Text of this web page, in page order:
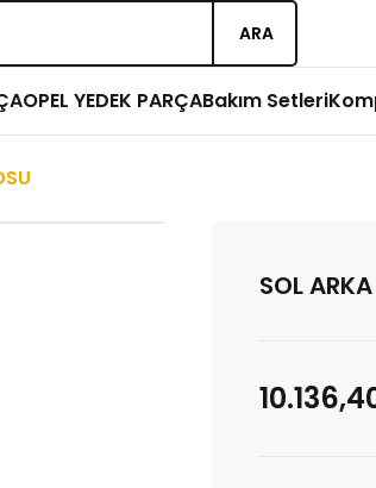
ARA
OPEL YEDEK PARÇABakım Setleri
SOL